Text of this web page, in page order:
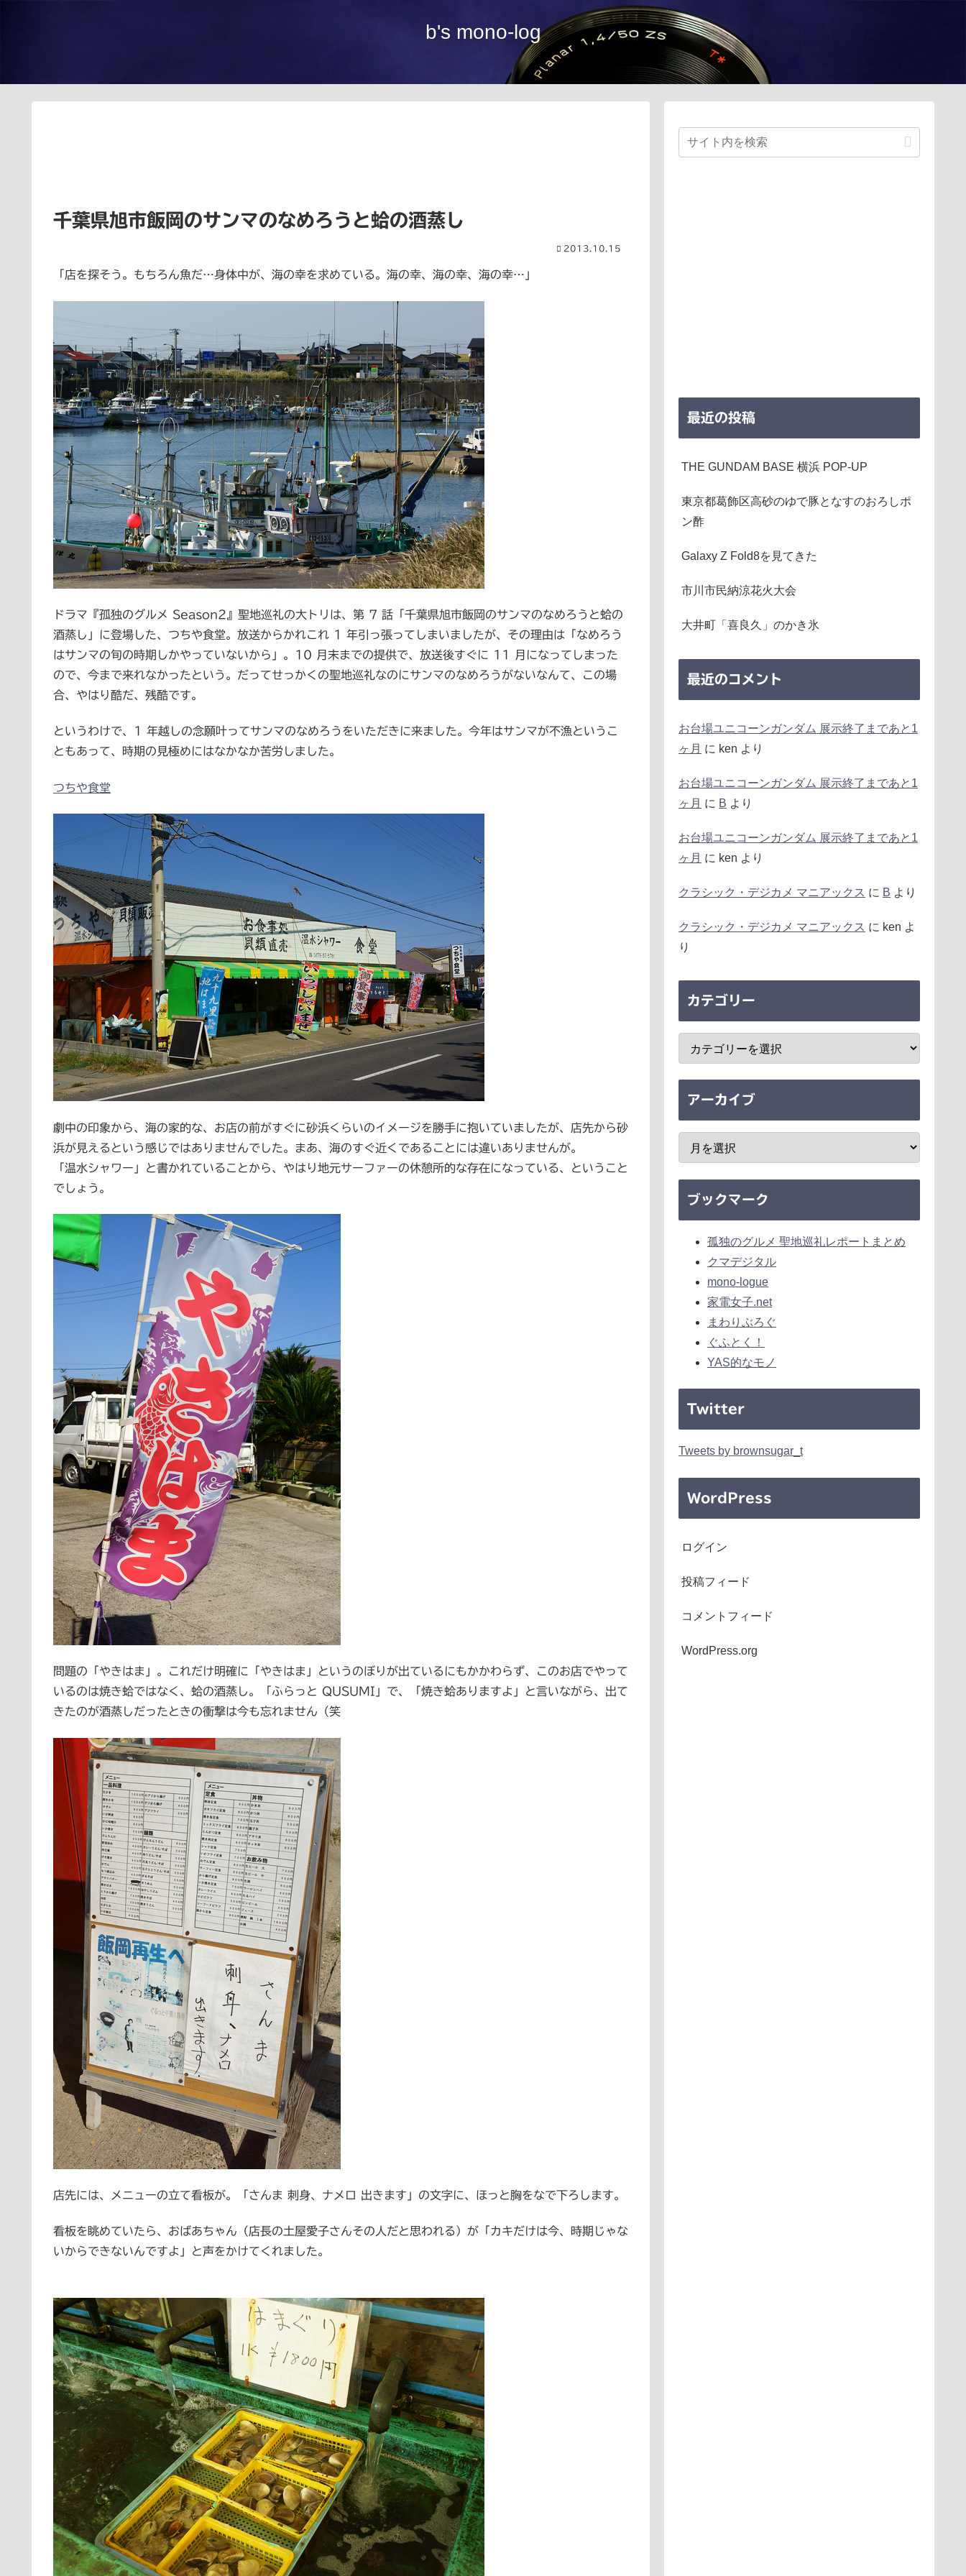
b's mono-log
千葉県旭市飯岡のサンマのなめろうと蛤の酒蒸し
2013.10.15
「店を探そう。もちろん魚だ…身体中が、海の幸を求めている。海の幸、海の幸、海の幸…」
ドラマ『孤独のグルメ Season2』聖地巡礼の大トリは、第 7 話「千葉県旭市飯岡のサンマのなめろうと蛤の
酒蒸し」に登場した、つちや食堂。放送からかれこれ 1 年引っ張ってしまいましたが、その理由は「なめろう
はサンマの旬の時期しかやっていないから」。10 月末までの提供で、放送後すぐに 11 月になってしまった
ので、今まで来れなかったという。だってせっかくの聖地巡礼なのにサンマのなめろうがないなんて、この場
合、やはり酷だ、残酷です。
というわけで、1 年越しの念願叶ってサンマのなめろうをいただきに来ました。今年はサンマが不漁というこ
ともあって、時期の見極めにはなかなか苦労しました。
つちや食堂
劇中の印象から、海の家的な、お店の前がすぐに砂浜くらいのイメージを勝手に抱いていましたが、店先から砂
浜が見えるという感じではありませんでした。まあ、海のすぐ近くであることには違いありませんが。
「温水シャワー」と書かれていることから、やはり地元サーファーの休憩所的な存在になっている、ということ
でしょう。
問題の「やきはま」。これだけ明確に「やきはま」というのぼりが出ているにもかかわらず、このお店でやって
いるのは焼き蛤ではなく、蛤の酒蒸し。「ふらっと QUSUMI」で、「焼き蛤ありますよ」と言いながら、出て
きたのが酒蒸しだったときの衝撃は今も忘れません（笑
店先には、メニューの立て看板が。「さんま 刺身、ナメロ 出きます」の文字に、ほっと胸をなで下ろします。
看板を眺めていたら、おばあちゃん（店長の土屋愛子さんその人だと思われる）が「カキだけは今、時期じゃな
いからできないんですよ」と声をかけてくれました。
最近の投稿
THE GUNDAM BASE 横浜 POP-UP
東京都葛飾区高砂のゆで豚となすのおろしポ
ン酢
Galaxy Z Fold8を見てきた
市川市民納涼花火大会
大井町「喜良久」のかき氷
最近のコメント
お台場ユニコーンガンダム 展示終了まであと1
ヶ月 に ken より
お台場ユニコーンガンダム 展示終了まであと1
ヶ月 に B より
お台場ユニコーンガンダム 展示終了まであと1
ヶ月 に ken より
クラシック・デジカメ マニアックス に B より
クラシック・デジカメ マニアックス に ken よ
り
カテゴリー
アーカイブ
ブックマーク
孤独のグルメ 聖地巡礼レポートまとめ
クマデジタル
mono-logue
家電女子.net
まわりぶろぐ
ぐふとく！
YAS的なモノ
Twitter
Tweets by brownsugar_t
WordPress
ログイン
投稿フィード
コメントフィード
WordPress.org